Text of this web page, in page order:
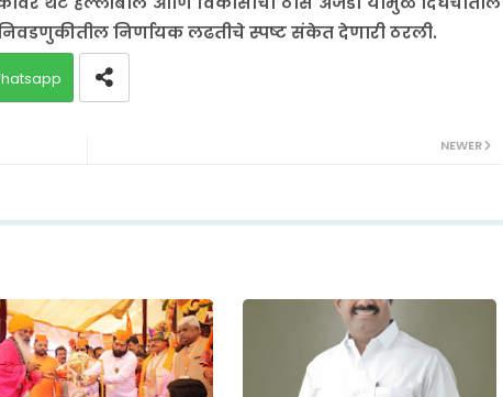
निवडणुकीतील निर्णायक लढतीचे स्पष्ट संकेत देणारी ठरली.
NEWER